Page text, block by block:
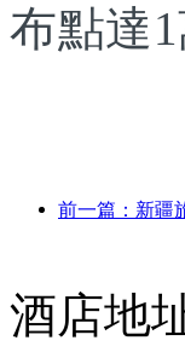
布點達1
酒店地